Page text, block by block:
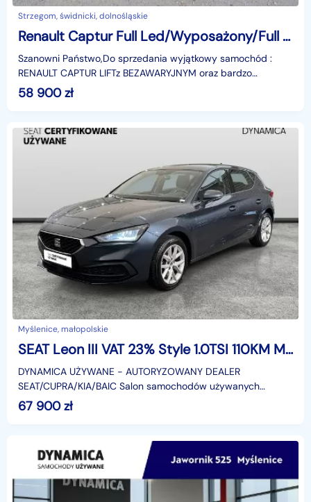
Strzegom, świdnicki, dolnośląskie
Renault Captur Full Led/Wyposażony/Full Serwis
Szanowni Państwo,Do sprzedania wyjątkowy samochód :
RENAULT CAPTUR LIFTz BEZAWARYJNYM oraz bardzo
ekonomicznym silnikiem benzynowym o pojemności: 1000cm
101KMS
58 900zł
Myślenice, małopolskie
SEAT Leon III VAT 23% Style 1.0TSI 110KM M6 2022 r., salon PL, I właściciel
DYNAMICA UŻYWANE − AUTORYZOWANY DEALER
SEAT/CUPRA/KIA/BAIC Salon samochodów używanych
Dynamica Caroutlet posiada w swojej ofercie ponad 300
67 900zł